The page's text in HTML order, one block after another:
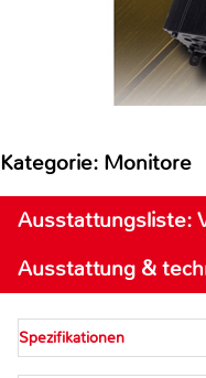
Kategorie: Monitore
Ausstattungsliste:
Ausstattung &
Spezifikationen